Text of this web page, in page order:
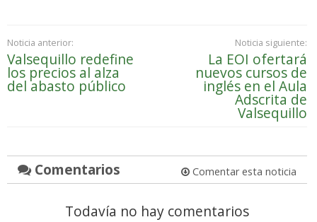
Noticia anterior:
Valsequillo redefine
los precios al alza
del abasto público
Noticia siguiente:
La EOI ofertará
nuevos cursos de
inglés en el Aula
Adscrita de
Valsequillo
Comentarios Comentar esta noticia
Todavía no hay comentarios